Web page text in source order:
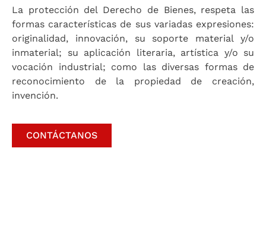
La protección del Derecho de Bienes, respeta las
formas características de sus variadas expresiones:
originalidad, innovación, su soporte material y/o
inmaterial; su aplicación literaria, artística y/o su
vocación industrial; como las diversas formas de
reconocimiento de la propiedad de creación,
invención.
CONTÁCTANOS